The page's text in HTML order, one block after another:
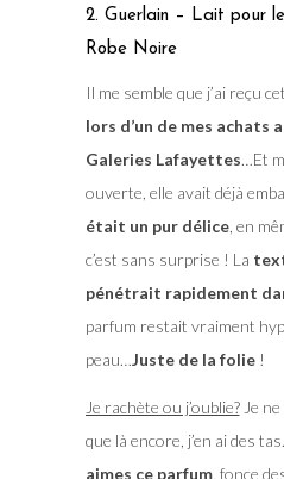
2. Guerlain – Lait pour
Robe Noire
Il me semble que j’ai reçu
lors d’un de mes achats
Galeries Lafayettes…Et
ouverte, elle avait déjà
était un pur délice, en
c’est sans surprise ! La
pénétrait rapidement
parfum restait vraiment
peau…Juste de la folie!
Je rachète ou j’oublie?Je ne
que là encore, j’en ai des
aimes ce parfum, fonce